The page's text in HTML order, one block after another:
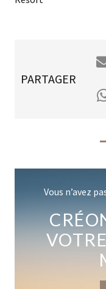
PARTAGER
Vous n’avez